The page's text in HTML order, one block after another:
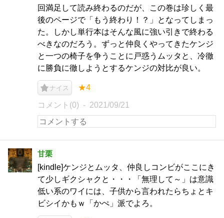
回満足して読み終わるのだが、この巻は珍しく最
後のページで「もう終わり！？」となってしまっ
た。しかし単行本はそんな風に強い引きで終わる
べきなのだろう。ずっと仲良くやってきたケンジ
と一つの椅子を争うことに戸惑うムッタと、冷徹
に勝負に徹しようとするケンジの対比が良い。
ナイス ★4
コメント(0) 2021/09/21
甘栗
[kindle]ケンジとムッタ、仲良しコンビがここにき
て少しギクシャクと・・・「無理して～」は意識
低い系のワイには、子供から言われたらちょとキ
ビシイかもｗ「かぺ」派でよろ。